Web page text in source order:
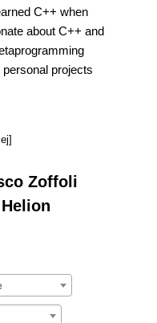
C++ when
about C++ and
projects
Zoffoli